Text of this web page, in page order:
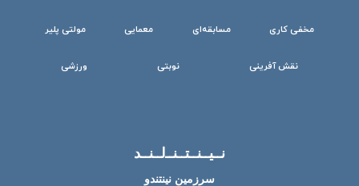
مخفی کاری مسابقه‌ای معمایی مولتی پلیر
نقش آفرینی نوبتی ورزشی
نــیــنــتــنــ‌لــنــد
سرزمین نینتندو